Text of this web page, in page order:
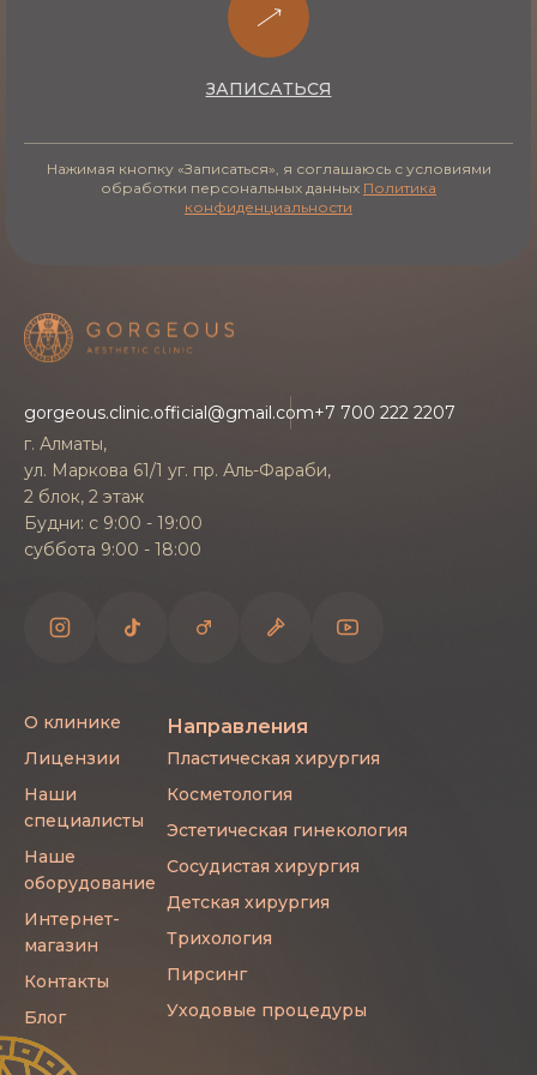
этапах - от подготовки к операции до
контроля во время реабилитации.
Ринопластика цена определяется после очной
того, какое именно направление требуется -
риносептопластика, первичная или повторная
лечение было доступным, в клинике
предусмотрена возможность оформить
Ринопластикув кредит. Узнать стоимость и
записаться на консультацию по ринопластике
в Алматы можно через форму на сайте или по
телефону клиники Gorgeous - врач подберёт
ваши вопросы об операции и реабилитации.
ЗАПИСАТЬСЯ
Нажимая кнопку «Записаться», я соглашаюсь с условиями
обработки персональных данных Политика
конфиденциальности
gorgeous.clinic.official@gmail.com+7 700 222 2207
г. Алматы,
ул. Маркова 61/1 уг. пр. Аль-Фараби,
2 блок, 2 этаж
Будни: с 9:00 - 19:00
суббота 9:00 - 18:00
О клинике
Лицензии
Наши
специалисты
Наше
оборудование
Интернет-
магазин
Контакты
Блог
Направления
Пластическая хирургия
Косметология
Эстетическая гинекология
Сосудистая хирургия
Детская хирургия
Трихология
Пирсинг
Уходовые процедуры